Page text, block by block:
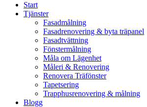
Start
Tjänster
Fasadmålning
Fasadrenovering & byta träpanel
Fasadtvättning
Fönstermålning
Måla om Lägenhet
Måleri & Renovering
Renovera Träfönster
Tapetsering
Trapphusrenovering & målning
Blogg